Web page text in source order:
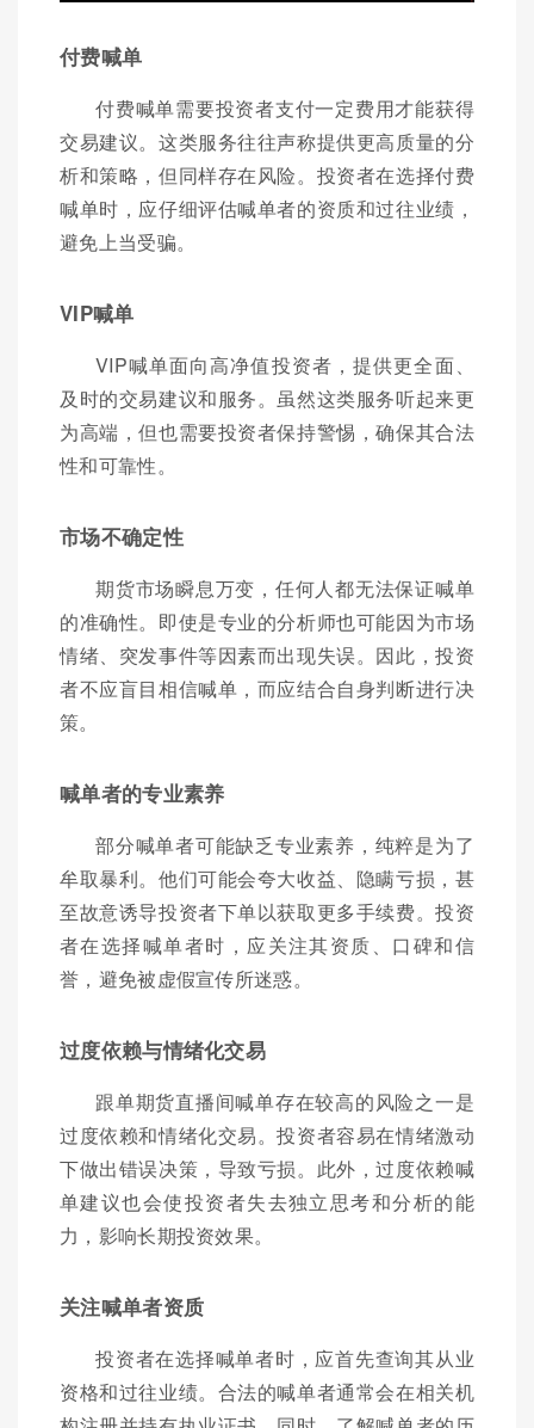
付费喊单
付费喊单需要投资者支付一定费用才能获得
交易建议。这类服务往往声称提供更高质量的分
析和策略，但同样存在风险。投资者在选择付费
喊单时，应仔细评估喊单者的资质和过往业绩，
避免上当受骗。
VIP喊单
VIP喊单面向高净值投资者，提供更全面、
及时的交易建议和服务。虽然这类服务听起来更
为高端，但也需要投资者保持警惕，确保其合法
性和可靠性。
市场不确定性
期货市场瞬息万变，任何人都无法保证喊单
的准确性。即使是专业的分析师也可能因为市场
情绪、突发事件等因素而出现失误。因此，投资
者不应盲目相信喊单，而应结合自身判断进行决
策。
喊单者的专业素养
部分喊单者可能缺乏专业素养，纯粹是为了
牟取暴利。他们可能会夸大收益、隐瞒亏损，甚
至故意诱导投资者下单以获取更多手续费。投资
者在选择喊单者时，应关注其资质、口碑和信
誉，避免被虚假宣传所迷惑。
过度依赖与情绪化交易
跟单期货直播间喊单存在较高的风险之一是
过度依赖和情绪化交易。投资者容易在情绪激动
下做出错误决策，导致亏损。此外，过度依赖喊
单建议也会使投资者失去独立思考和分析的能
力，影响长期投资效果。
关注喊单者资质
投资者在选择喊单者时，应首先查询其从业
资格和过往业绩。合法的喊单者通常会在相关机